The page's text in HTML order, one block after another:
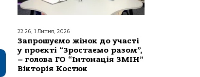
22:26, 1 Липня, 2026
Запрошуємо жінок до участі
у проєкті “Зростаємо разом”,
– голова ГО “Інтонація ЗМІН”
Вікторія Костюк